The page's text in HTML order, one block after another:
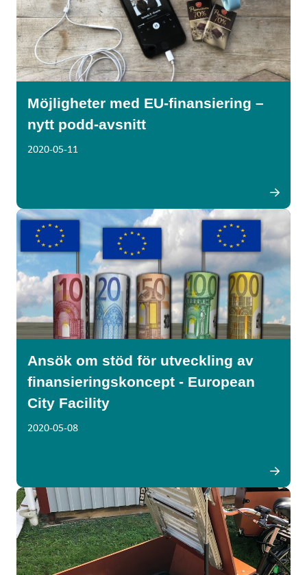
Möjligheter med EU-finansiering –
nytt podd-avsnitt
2020-05-11
Ansök om stöd för utveckling av
finansieringskoncept - European
City Facility
2020-05-08